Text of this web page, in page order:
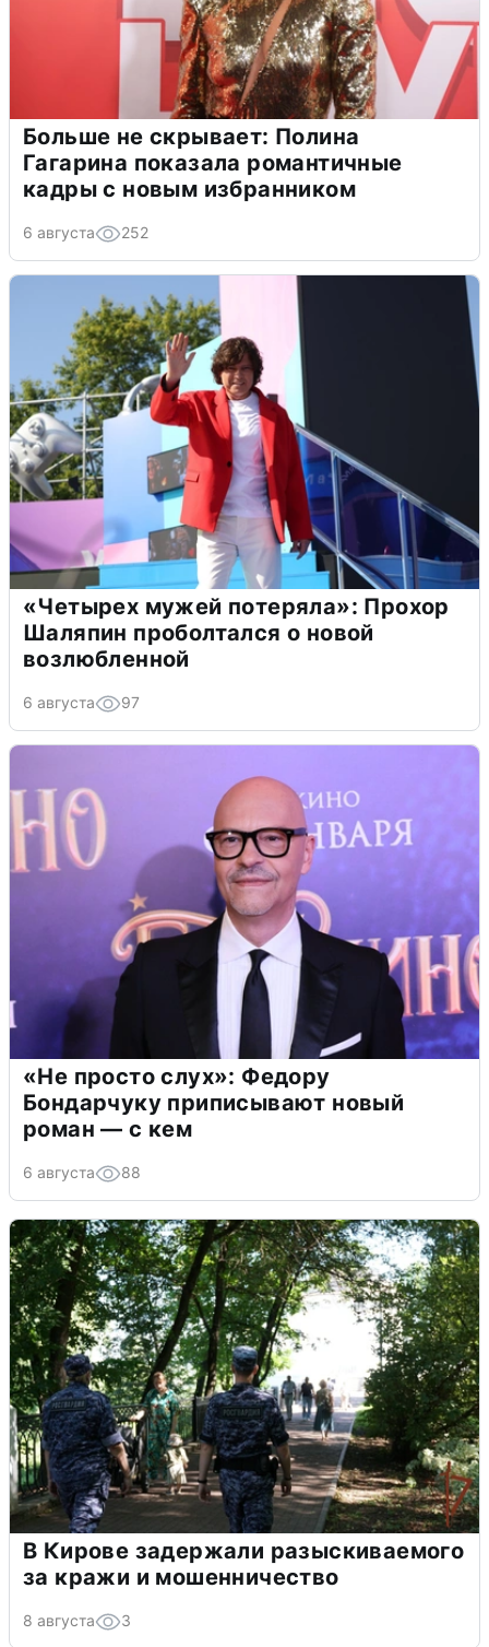
Больше не скрывает: Полина
Гагарина показала романтичные
кадры с новым избранником
6 августа 252
«Четырех мужей потеряла»: Прохор
Шаляпин проболтался о новой
возлюбленной
6 августа 97
«Не просто слух»: Федору
Бондарчуку приписывают новый
роман — с кем
6 августа 88
В Кирове задержали разыскиваемого
за кражи и мошенничество
8 августа 3